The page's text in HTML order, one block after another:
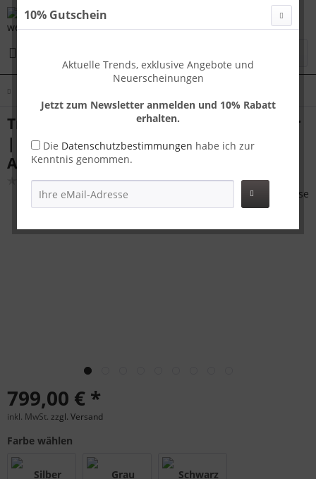
Travelhouse Oslo Kofferset S+M+L Silber
| Aluminium-Hartschale | TSA-Schloss,
Aluminiumrahmen
799,00 € *
inkl. MwSt. zzgl. Versand
Farbe wählen
10% Gutschein
Aktuelle Trends, exklusive Angebote und
Neuerscheinungen
Jetzt zum Newsletter anmelden und 10% Rabatt
erhalten.
Die Datenschutzbestimmungen habe ich zur
Kenntnis genommen.